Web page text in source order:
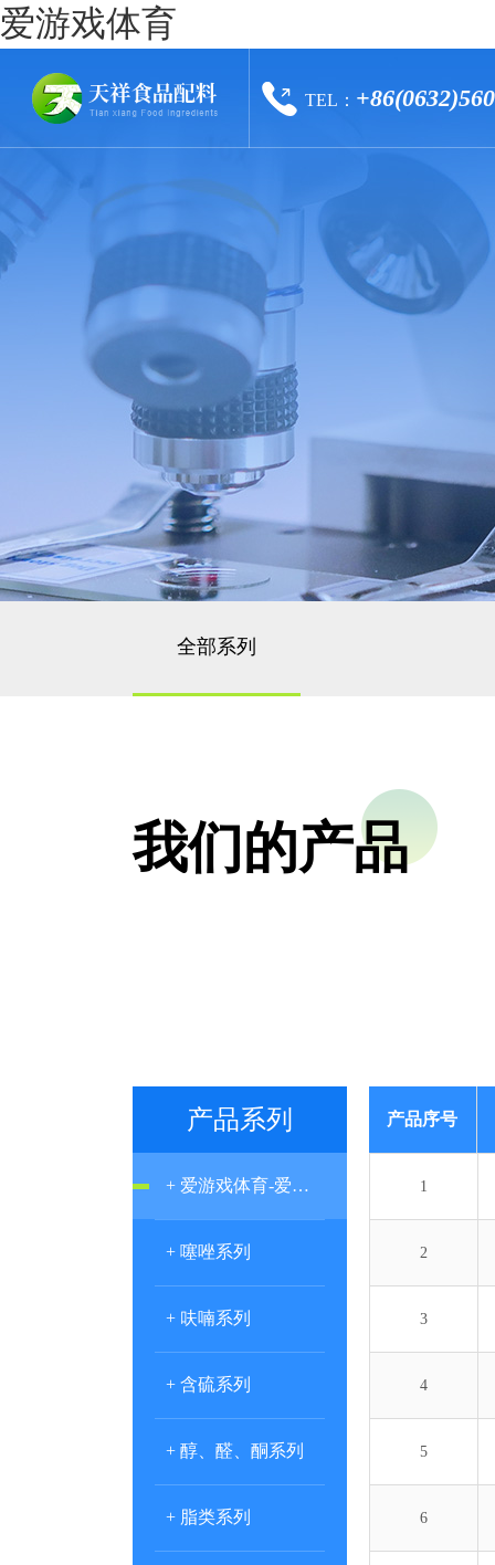
爱游戏体育
TEL：
全部系列
我们的产品
产品系列
+ 爱游戏体育-爱游戏官方网站
+ 噻唑系列
+ 呋喃系列
+ 含硫系列
+ 醇、醛、酮系列
+ 脂类系列
产品序号
1
2
3
4
5
6